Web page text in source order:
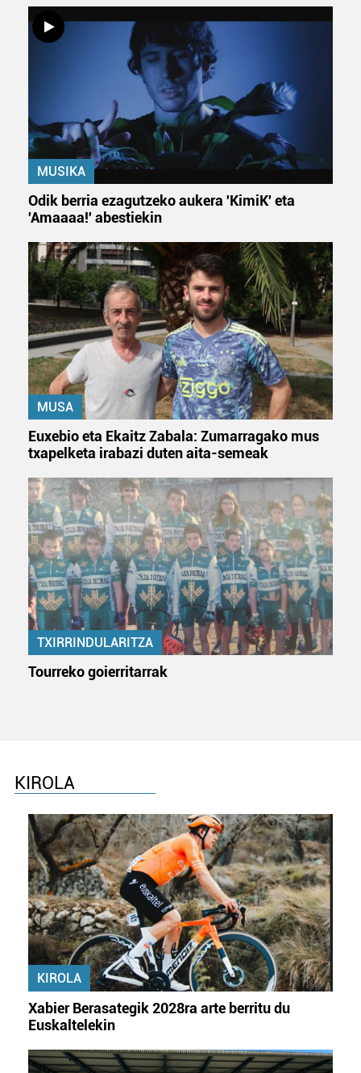
MUSIKA
Odik berria ezagutzeko aukera 'KimiK' eta
'Amaaaa!' abestiekin
MUSA
Euxebio eta Ekaitz Zabala: Zumarragako mus
txapelketa irabazi duten aita-semeak
TXIRRINDULARITZA
Tourreko goierritarrak
KIROLA
KIROLA
Xabier Berasategik 2028ra arte berritu du
Euskaltelekin